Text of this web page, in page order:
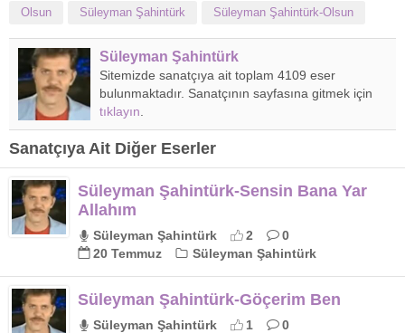
Olsun Süleyman Şahintürk Süleyman Şahintürk-Olsun
Süleyman Şahintürk
Sitemizde sanatçıya ait toplam 4109 eser
bulunmaktadır. Sanatçının sayfasına gitmek için
tıklayın
Sanatçıya Ait Diğer Eserler
Süleyman Şahintürk-Sensin Bana Yar
Allahım
Süleyman Şahintürk 2
0
20 Temmuz
Süleyman Şahintürk
Süleyman Şahintürk-Göçerim Ben
Süleyman Şahintürk 1
0